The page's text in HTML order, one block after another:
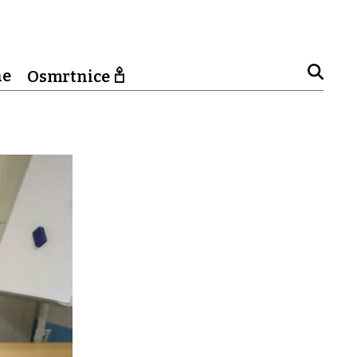
Osmrtnice